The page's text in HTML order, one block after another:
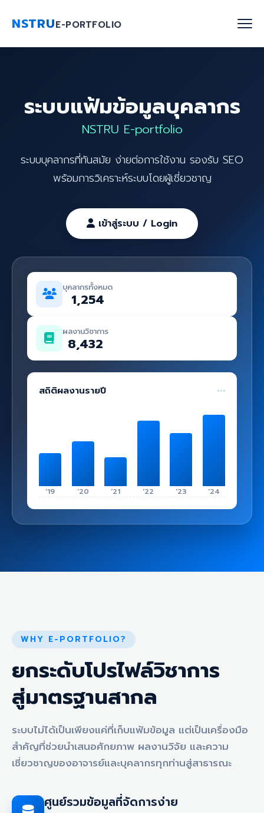
NSTRUE-PORTFOLIO
ค้นหาบุคลากร
งานวิจัย
เกี่ยวกับเรา
ติดต่อเรา
ระบบแฟ้มข้อมูลบุคลากร
NSTRU E-portfolio
ระบบบุคลากรที่ทันสมัย ง่ายต่อการใช้งาน รองรับ SEO
พร้อมการวิเคราะห์ระบบโดยผู้เชี่ยวชาญ
เข้าสู่ระบบ / Login
บุคลากรทั้งหมด
1,254
ผลงานวิชาการ
8,432
สถิติผลงานรายปี
'19 '20 '21 '22 '23 '24
WHY E-PORTFOLIO?
ยกระดับโปรไฟล์วิชาการ
สู่มาตรฐานสากล
ระบบไม่ได้เป็นเพียงแค่ที่เก็บแฟ้มข้อมูล แต่เป็นเครื่องมือ
สำคัญที่ช่วยนำเสนอศักยภาพ ผลงานวิจัย และความ
เชี่ยวชาญของอาจารย์และบุคลากรทุกท่านสู่สาธารณะ
ศูนย์รวมข้อมูลที่จัดการง่าย